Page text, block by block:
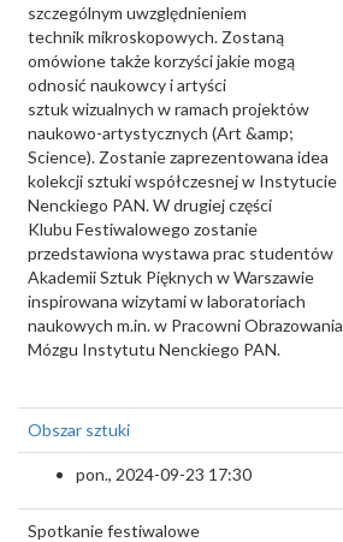
szczególnym uwzględnieniem
technik mikroskopowych. Zostaną
omówione także korzyści jakie mogą
odnosić naukowcy i artyści
sztuk wizualnych w ramach projektów
naukowo-artystycznych (Art &amp;
Science). Zostanie zaprezentowana idea
kolekcji sztuki współczesnej w Instytucie
Nenckiego PAN. W drugiej części
Klubu Festiwalowego zostanie
przedstawiona wystawa prac studentów
Akademii Sztuk Pięknych w Warszawie
inspirowana wizytami w laboratoriach
naukowych m.in. w Pracowni Obrazowania
Mózgu Instytutu Nenckiego PAN.
Obszar sztuki
pon., 2024-09-23 17:30
Spotkanie festiwalowe